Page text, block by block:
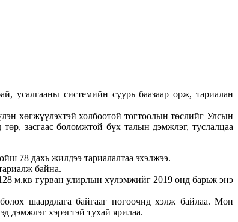
системийн суурь баазаар орж, тариалан
хөгжүүлэхтэй холбоотой тогтоолын төслийг Улсын
засгаас боломжтой бүх талын дэмжлэг, туслалцаа
78 дахь жилдээ тариалалтаа эхэлжээ.
байна.
м.кв гурван улирлын хүлэмжийг 2019 онд барьж энэ
шаардлага байгааг ногоочид хэлж байлаа. Мөн
дэмжлэг хэрэгтэй тухай ярилаа.